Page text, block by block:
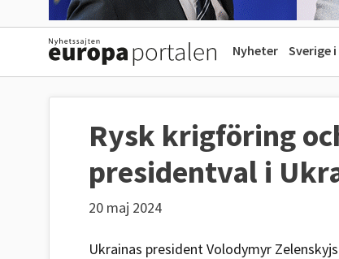
Nyheter Sverige i
Rysk krigföring
presidentval i
20 maj 2024
Ukrainas president Volodymyr